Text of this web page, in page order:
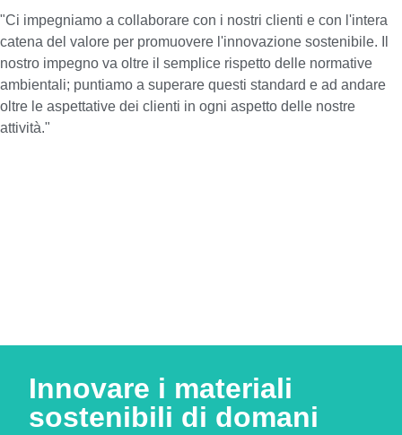
"Ci impegniamo a collaborare con i nostri clienti e con l'intera
catena del valore per promuovere l'innovazione sostenibile. Il
nostro impegno va oltre il semplice rispetto delle normative
ambientali; puntiamo a superare questi standard e ad andare
oltre le aspettative dei clienti in ogni aspetto delle nostre
attività."
Innovare i materiali
sostenibili di domani